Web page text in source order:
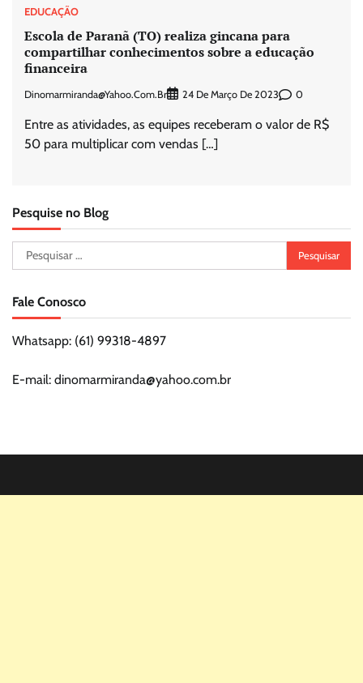
EDUCAÇÃO
Escola de Paranã (TO) realiza gincana para
compartilhar conhecimentos sobre a educação
financeira
Dinomarmiranda@yahoo.com.br 24 De Março De 2023 0
Entre as atividades, as equipes receberam o valor de R$
50 para multiplicar com vendas […]
Pesquise no Blog
Pesquisar
por:
Fale Conosco
Whatsapp: (61) 99318-4897
E-mail: dinomarmiranda@yahoo.com.br